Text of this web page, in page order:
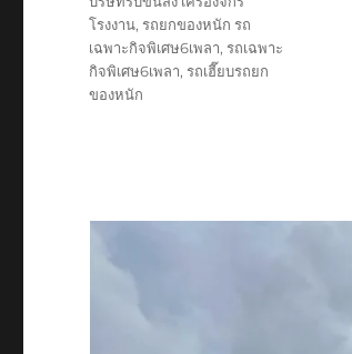
โรงงาน,รถยกของหนัก รถ
เฉพาะกิจพิเศษ6เพลา,รถเฉพาะ
กิจพิเศษ6เพลา,รถเฮี๊ยบรถยก
ของหนัก